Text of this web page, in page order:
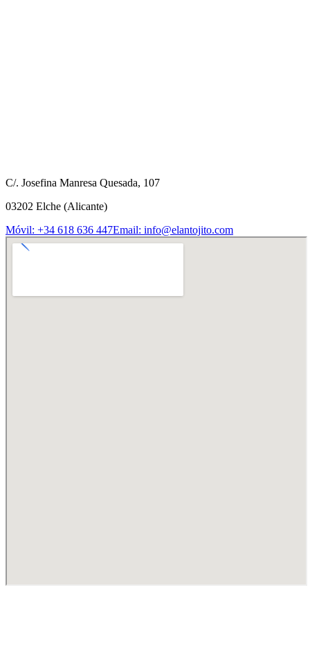
C/. Josefina Manresa Quesada, 107
03202 Elche (Alicante)
Móvil: +34 618 636 447Email: info@elantojito.com